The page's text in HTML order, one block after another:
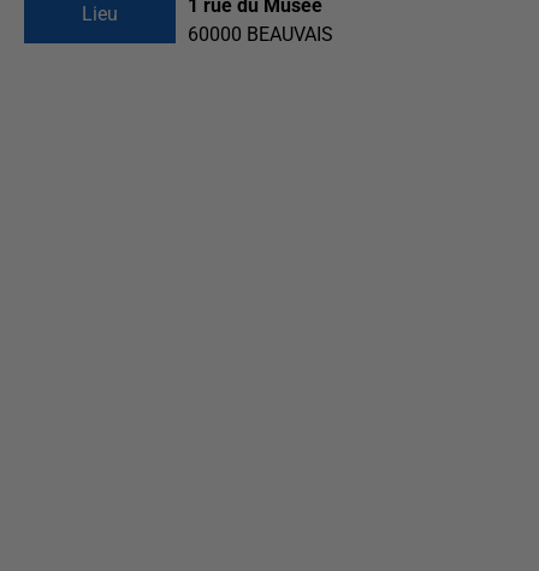
Lieu
1 rue du Musée
60000 BEAUVAIS